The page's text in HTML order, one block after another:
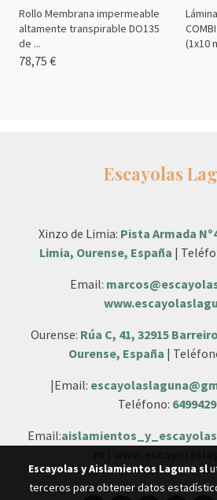
Rollo Membrana impermeable
altamente transpirable DO135
de ...
78,75 €
(1x10
Escayolas
Xinzo de Limia: Pista Armada
Limia, Ourense, España |
Email:
Ourense: Rúa C, 41, 32915
Ourense, España |
|Email:
Teléfono:
Email:
Escayolas y Aislamientos Laguna sl
terceros para obtener datos